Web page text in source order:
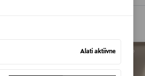
Alati aktiivne